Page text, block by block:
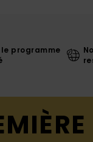
le programme